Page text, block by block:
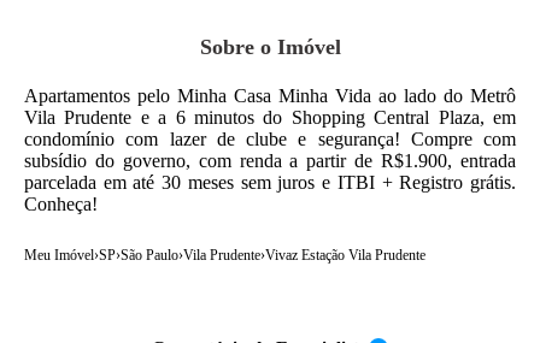
Sobre o Imóvel
Apartamentos pelo Minha Casa Minha Vida ao lado do Metrô
Vila Prudente e a 6 minutos do Shopping Central Plaza, em
condomínio com lazer de clube e segurança! Compre com
subsídio do governo, com renda a partir de R$1.900, entrada
parcelada em até 30 meses sem juros e ITBI + Registro grátis.
Conheça!
Meu Imóvel›SP›São Paulo›Vila Prudente›Vivaz Estação Vila Prudente